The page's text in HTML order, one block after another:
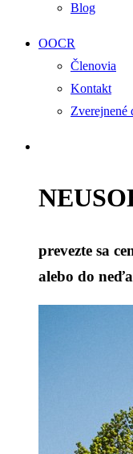
Blog
OOCR
Členovia
Kontakt
Zverejnené
prevezte sa
alebo do